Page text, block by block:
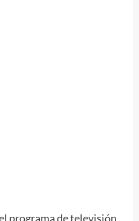
programa de televisión